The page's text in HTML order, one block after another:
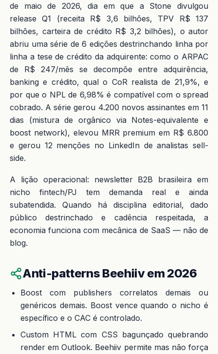
de maio de 2026, dia em que a Stone divulgou
release Q1 (receita R$ 3,6 bilhões, TPV R$ 137
bilhões, carteira de crédito R$ 3,2 bilhões), o autor
abriu uma série de 6 edições destrinchando linha por
linha a tese de crédito da adquirente: como o ARPAC
de R$ 247/mês se decompõe entre adquirência,
banking e crédito, qual o CoR realista de 21,9%, e
por que o NPL de 6,98% é compatível com o spread
cobrado. A série gerou 4.200 novos assinantes em 11
dias (mistura de orgânico via Notes-equivalente e
boost network), elevou MRR premium em R$ 6.800
e gerou 12 menções no LinkedIn de analistas sell-
side.
A lição operacional: newsletter B2B brasileira em
nicho fintech/PJ tem demanda real e ainda
subatendida. Quando há disciplina editorial, dado
público destrinchado e cadência respeitada, a
economia funciona com mecânica de SaaS — não de
blog.
Anti-patterns Beehiiv em 2026
Boost com publishers correlatos demais ou
genéricos demais. Boost vence quando o nicho é
específico e o CAC é controlado.
Custom HTML com CSS bagunçado quebrando
render em Outlook. Beehiiv permite mas não força